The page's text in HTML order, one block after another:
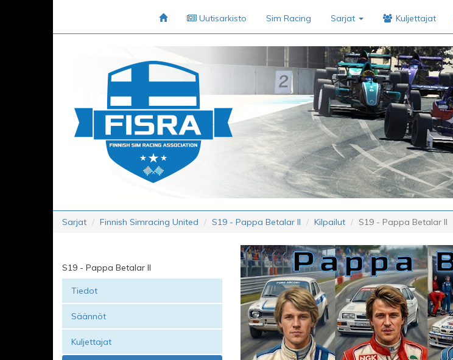
Uutisarkisto Sim Racing Sarjat Kuljettajat
Sarjat Finnish Simracing United S19 - Pappa Betalar II Kilpailut S19 - Pappa Betalar II
S19 - Pappa Betalar II
Tiedot
Säännöt
Kuljettajat